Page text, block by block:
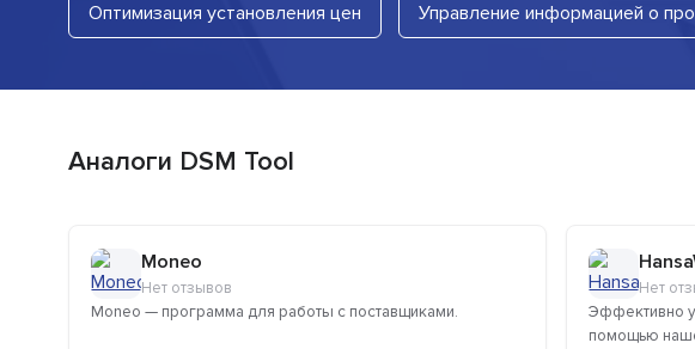
Оптимизация установления цен Управление информацией о
Аналоги DSM Tool
Moneo
Нет отзывов
Moneo — программа для работы с поставщиками.
Нет
Эффективно
помощью